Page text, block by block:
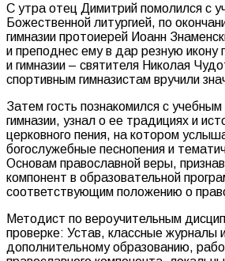
С утра отец Димитрий помолился с
Божественной литургией, по
гимназии протоиерей Иоанн
и преподнес ему в дар резную икону
и гимназии – святителя Николая
спортивным гимназистам вручили
Затем гость познакомился с
гимназии, узнал о ее традициях и
церковного пения, на котором
богослужебные песнопения и
Основам православной веры,
компонент в образовательной
соответствующим положению о
Методист по вероучительным
проверке: Устав, классные журналы
дополнительному образованию,